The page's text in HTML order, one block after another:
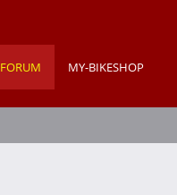
FORUM MY-BIKESHOP